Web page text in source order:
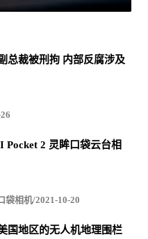
总裁被刑拘 内部反腐涉及
Pocket 2 灵眸口袋云台相
袋相机/2021-10-20
国地区的无人机地理围栏